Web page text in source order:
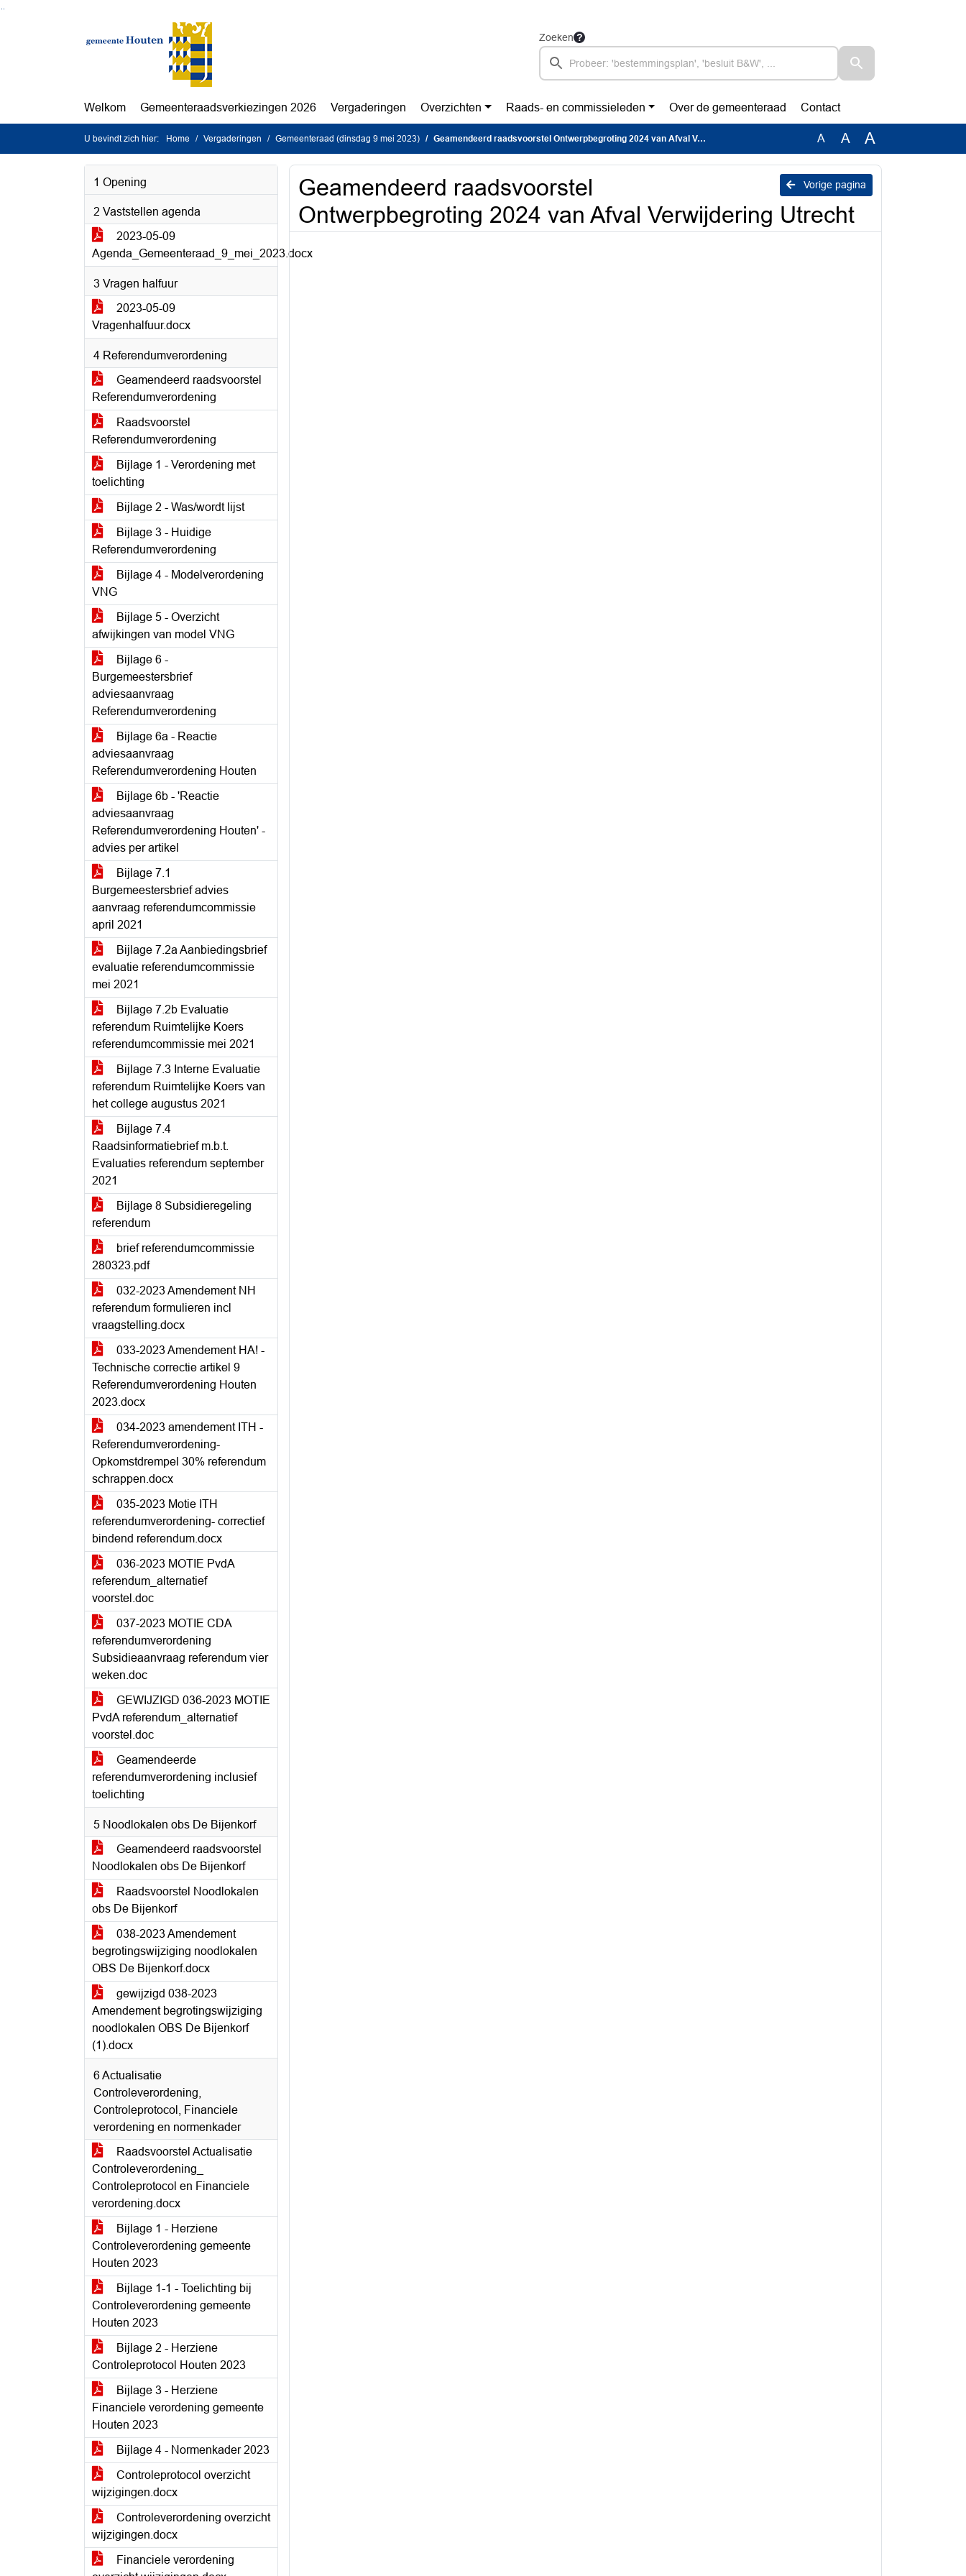
Zoeken
Welkom Gemeenteraadsverkiezingen 2026 Vergaderingen Overzichten Raads- en commissieleden Over de gemeenteraad Contact
U bevindt zich hier: Home Vergaderingen Gemeenteraad (dinsdag 9 mei 2023) Geamendeerd raadsvoorstel Ontwerpbegroting 2024 van Afval Verwijdering Utrecht A A A
1 Opening
2 Vaststellen agenda
2023-05-09
Agenda_Gemeenteraad_9_mei_2023.docx
3 Vragen halfuur
2023-05-09
Vragenhalfuur.docx
4 Referendumverordening
Geamendeerd raadsvoorstel
Referendumverordening
Raadsvoorstel
Referendumverordening
Bijlage 1 - Verordening met
toelichting
Bijlage 2 - Was/wordt lijst
Bijlage 3 - Huidige
Referendumverordening
Bijlage 4 - Modelverordening
VNG
Bijlage 5 - Overzicht
afwijkingen van model VNG
Bijlage 6 -
Burgemeestersbrief
adviesaanvraag
Referendumverordening
Bijlage 6a - Reactie
adviesaanvraag
Referendumverordening Houten
Bijlage 6b - 'Reactie
adviesaanvraag
Referendumverordening Houten' -
advies per artikel
Bijlage 7.1
Burgemeestersbrief advies
aanvraag referendumcommissie
april 2021
Bijlage 7.2a Aanbiedingsbrief
evaluatie referendumcommissie
mei 2021
Bijlage 7.2b Evaluatie
referendum Ruimtelijke Koers
referendumcommissie mei 2021
Bijlage 7.3 Interne Evaluatie
referendum Ruimtelijke Koers van
het college augustus 2021
Bijlage 7.4
Raadsinformatiebrief m.b.t.
Evaluaties referendum september
2021
Bijlage 8 Subsidieregeling
referendum
brief referendumcommissie
280323.pdf
032-2023 Amendement NH
referendum formulieren incl
vraagstelling.docx
033-2023 Amendement HA! -
Technische correctie artikel 9
Referendumverordening Houten
2023.docx
034-2023 amendement ITH -
Referendumverordening-
Opkomstdrempel 30% referendum
schrappen.docx
035-2023 Motie ITH
referendumverordening- correctief
bindend referendum.docx
036-2023 MOTIE PvdA
referendum_alternatief
voorstel.doc
037-2023 MOTIE CDA
referendumverordening
Subsidieaanvraag referendum vier
weken.doc
GEWIJZIGD 036-2023 MOTIE
PvdA referendum_alternatief
voorstel.doc
Geamendeerde
referendumverordening inclusief
toelichting
5 Noodlokalen obs De Bijenkorf
Geamendeerd raadsvoorstel
Noodlokalen obs De Bijenkorf
Raadsvoorstel Noodlokalen
obs De Bijenkorf
038-2023 Amendement
begrotingswijziging noodlokalen
OBS De Bijenkorf.docx
gewijzigd 038-2023
Amendement begrotingswijziging
noodlokalen OBS De Bijenkorf
(1).docx
6 Actualisatie
Controleverordening,
Controleprotocol, Financiele
verordening en normenkader
Raadsvoorstel Actualisatie
Controleverordening_
Controleprotocol en Financiele
verordening.docx
Bijlage 1 - Herziene
Controleverordening gemeente
Houten 2023
Bijlage 1-1 - Toelichting bij
Controleverordening gemeente
Houten 2023
Bijlage 2 - Herziene
Controleprotocol Houten 2023
Bijlage 3 - Herziene
Financiele verordening gemeente
Houten 2023
Bijlage 4 - Normenkader 2023
Controleprotocol overzicht
wijzigingen.docx
Controleverordening overzicht
wijzigingen.docx
Financiele verordening
Vorige pagina
Geamendeerd raadsvoorstel
Ontwerpbegroting 2024 van Afval Verwijdering Utrecht